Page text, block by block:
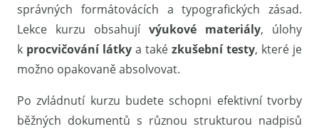
správných formátovácích a typografických zásad.
Lekce kurzu obsahují výukové materiály, úlohy
k procvičování látky a také zkušební testy, které je
možno opakovaně absolvovat.
Po zvládnutí kurzu budete schopni efektivní tvorby
běžných dokumentů s různou strukturou nadpisů